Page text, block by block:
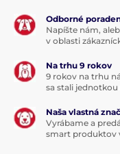
Odborné
Napíšte nám,
v oblasti
Na trhu 9 rokov
9 rokov na trhu
sa stali
Naša vlastná
Vyrábame a
smart produktov